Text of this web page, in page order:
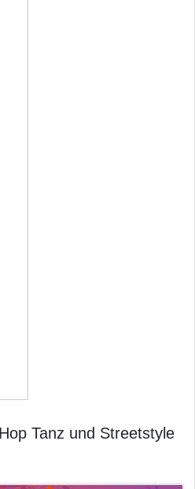
Tanz und Streetstyle